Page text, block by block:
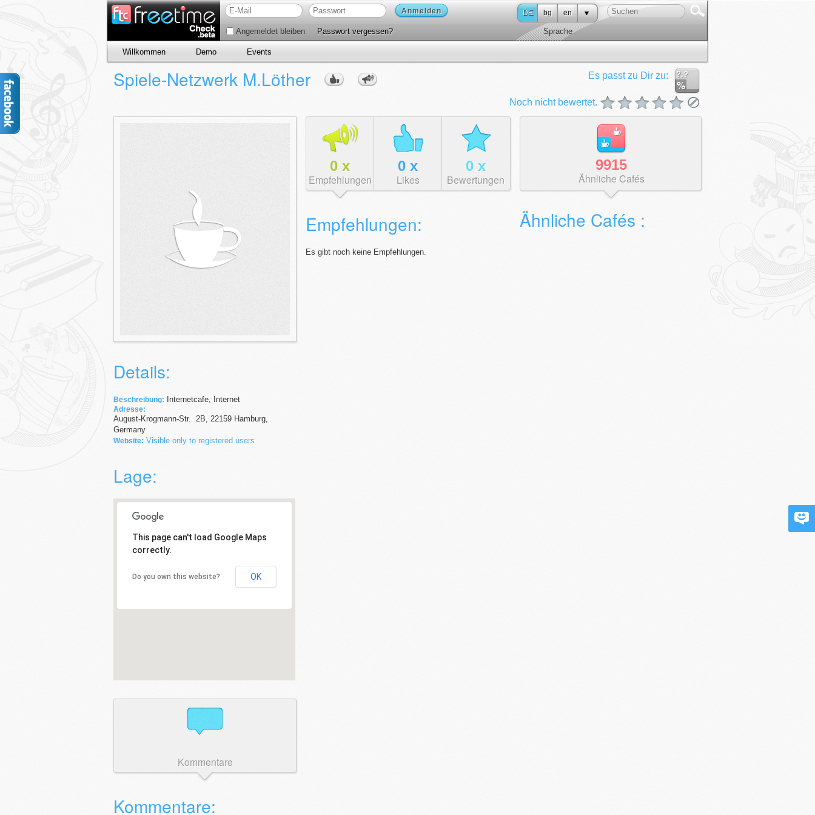
Anmelden
Angemeldet bleiben Passwort vergessen?
DE bg en
Sprache
Willkommen Demo Events
?.?
Es passt zu Dir zu:
Noch nicht bewertet.
Spiele-Netzwerk M.Löther
Details:
Beschreibung: Internetcafe, Internet
Adresse:
August-Krogmann-Str. 2B, 22159 Hamburg,
Germany
Website: Visible only to registered users
Lage:
This page can't load Google Maps
correctly.
Do you own this website? OK
Kommentare
Kommentare:
0 x
Empfehlungen
0 x
Likes
0 x
Bewertungen
Empfehlungen:
Es gibt noch keine Empfehlungen.
9915
Ähnliche Cafés
Ähnliche Cafés :